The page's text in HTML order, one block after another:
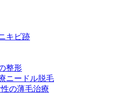
キビ跡
整形
ニードル脱毛
性の薄毛治療